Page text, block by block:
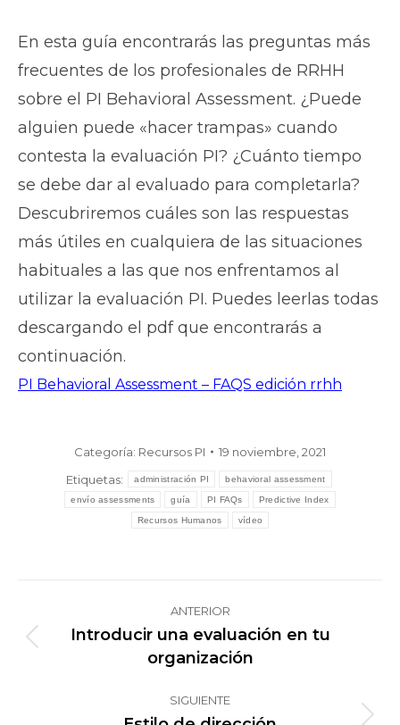
En esta guía encontrarás las preguntas más
frecuentes de los profesionales de RRHH
sobre el PI Behavioral Assessment. ¿Puede
alguien puede «hacer trampas» cuando
contesta la evaluación PI? ¿Cuánto tiempo
se debe dar al evaluado para completarla?
Descubriremos cuáles son las respuestas
más útiles en cualquiera de las situaciones
habituales a las que nos enfrentamos al
utilizar la evaluación PI. Puedes leerlas todas
descargando el pdf que encontrarás a
continuación.
PI Behavioral Assessment – FAQS edición rrhh
Categoría: Recursos PI
19 noviembre, 2021
Etiquetas:
administración PI behavioral assessment
envío assessments guía PI FAQs Predictive Index
Recursos Humanos vídeo
entre
publicaciones
ANTERIOR
Publicación
Introducir una evaluación en tu
organización
SIGUIENTE